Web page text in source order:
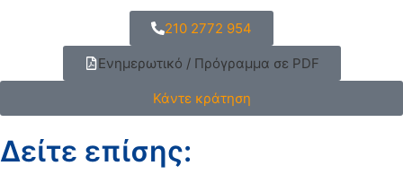
210 2772 954
Ενημερωτικό / Πρόγραμμα σε PDF
Κάντε κράτηση
Δείτε επίσης: